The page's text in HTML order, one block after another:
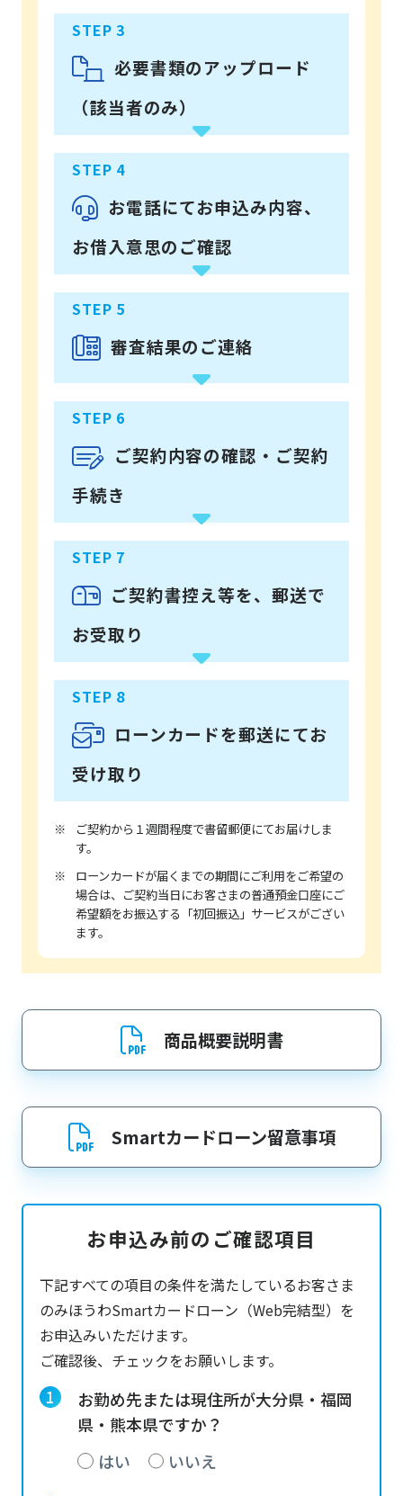
必要書類のアップロード
（該当者のみ）
お電話にてお申込み内容、
お借入意思のご確認
審査結果のご連絡
ご契約内容の確認・ご契約
手続き
ご契約書控え等を、郵送で
お受取り
ローンカードを郵送にてお
受け取り
ご契約から１週間程度で書留郵便にてお届けしま
す。
ローンカードが届くまでの期間にご利用をご希望の
場合は、ご契約当日にお客さまの普通預金口座にご
希望額をお振込する「初回振込」サービスがござい
ます。
商品概要説明書
Smartカードローン留意事項
お申込み前のご確認項目
下記すべての項目の条件を満たしているお客さま
のみほうわSmartカードローン（Web完結型）を
お申込みいただけます。
ご確認後、チェックをお願いします。
お勤め先または現住所が大分県・福岡
県・熊本県ですか？
はい
いいえ